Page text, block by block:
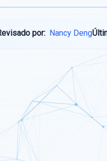
por: Nancy Deng